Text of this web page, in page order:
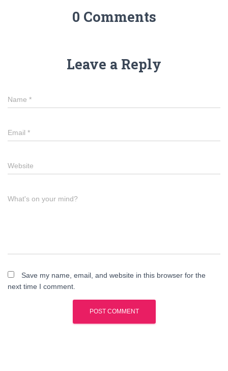
0 Comments
Leave a Reply
Name *
Email *
Website
What's on your mind?
Save my name, email, and website in this browser for the
next time I comment.